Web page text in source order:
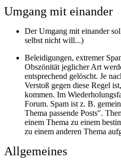
Umgang mit einander
Der Umgang mit einander
selbst nicht will...)
Beleidigungen, extremer
Obszönität jeglicher Art
entsprechend gelöscht. Je
Verstoß gegen diese Regel
kommen. Im
Forum. Spam ist z. B.
Thema passende Posts".
einem Thema zu einem
zu einem anderen Thema
Allgemeines